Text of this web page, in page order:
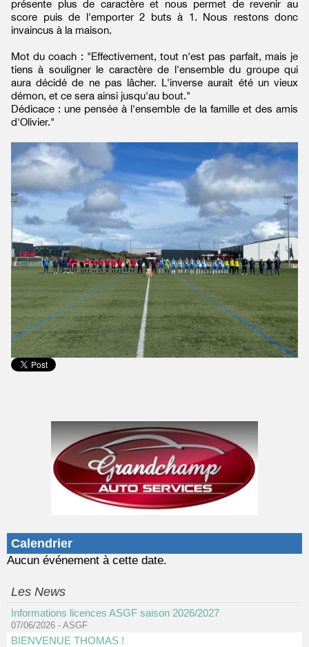
présente plus de caractère et nous permet de revenir au
score puis de l'emporter 2 buts à 1. Nous restons donc
invaincus à la maison.
Mot du coach : "Effectivement, tout n'est pas parfait, mais je
tiens à souligner le caractère de l'ensemble du groupe qui
aura décidé de ne pas lâcher. L'inverse aurait été un vieux
démon, et ce sera ainsi jusqu'au bout."
Dédicace : une pensée à l'ensemble de la famille et des amis
d'Olivier."
Calendrier
Aucun événement à cette date.
Les News
Informations licences ASGF saison 2026/2027
07/06/2026 - ASGF
BIENVENUE THOMAS !